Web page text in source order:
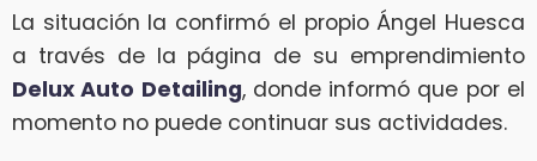
La situación la confirmó el propio Ángel Huesca
a través de la página de su emprendimiento
Delux Auto Detailing, donde informó que por el
momento no puede continuar sus actividades.